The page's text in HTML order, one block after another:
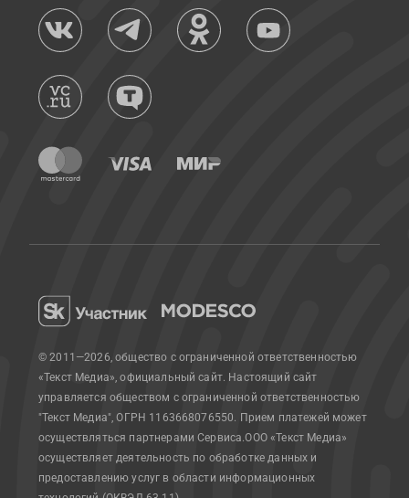
© 2011—2026, общество с ограниченной ответственностью
«Текст Медиа», официальный сайт. Настоящий сайт
управляется обществом с ограниченной ответственностью
"Текст Медиа", ОГРН 1163668076550. Прием платежей может
осуществляться партнерами Сервиса.ООО «Текст Медиа»
осуществляет деятельность по обработке данных и
предоставлению услуг в области информационных